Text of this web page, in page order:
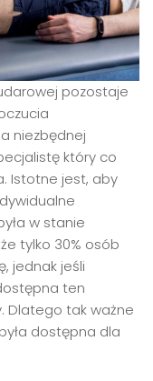
pozostaje
niezbędnej
który co
Istotne jest, aby
w stanie
tylko 30% osób
jednak jeśli
ten
Dlatego tak ważne
była dostępna dla